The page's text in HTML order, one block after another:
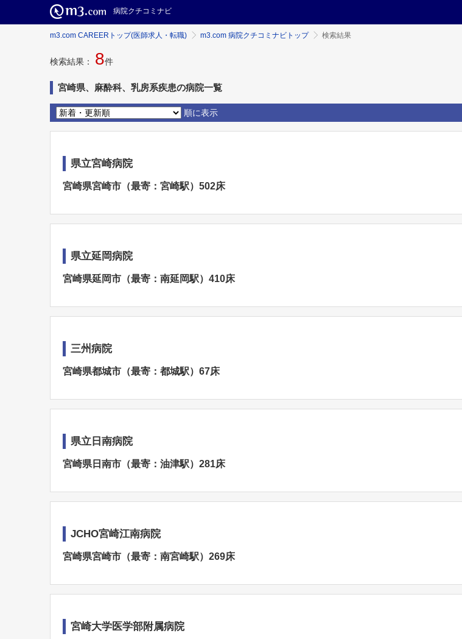
病院クチコミナビ
m3.com CAREERトップ(医師求人・転職) m3.com 病院クチコミナビトップ 検索結果
検索結果： 8件
宮崎県、麻酔科、乳房系疾患の病院一覧
順に表示
県立宮崎病院
宮崎県宮崎市（最寄：宮崎駅）502床
県立延岡病院
宮崎県延岡市（最寄：南延岡駅）410床
三州病院
宮崎県都城市（最寄：都城駅）67床
県立日南病院
宮崎県日南市（最寄：油津駅）281床
JCHO宮崎江南病院
宮崎県宮崎市（最寄：南宮崎駅）269床
宮崎大学医学部附属病院